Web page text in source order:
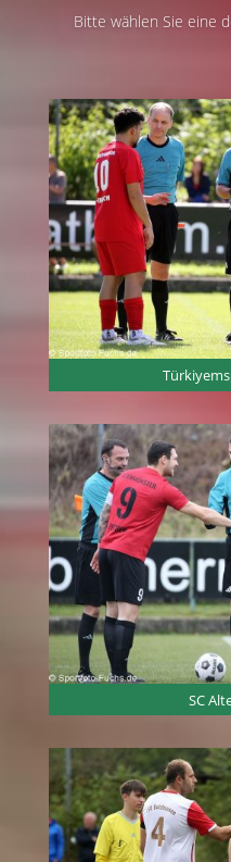
Bitte wählen Sie eine
SC